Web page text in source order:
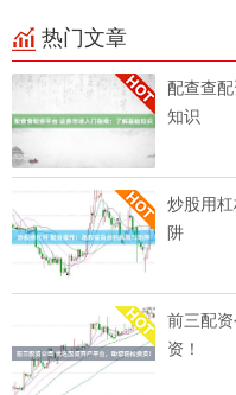
热门文章
配查查
知识
炒股用
阱
前三配
资！